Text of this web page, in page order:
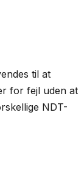
til at
for fejl uden at
NDT-